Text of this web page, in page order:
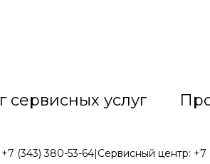
сервисных услуг
+7 (343) 380-53-64|Сервисный центр: +7